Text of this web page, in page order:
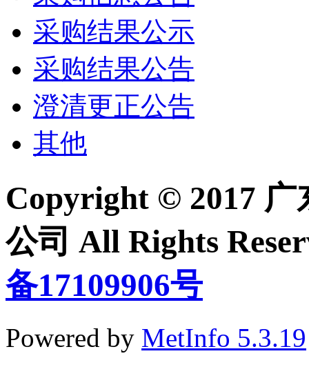
采购结果公示
采购结果公告
澄清更正公告
其他
Copyright © 2017
公司 All Rights
备17109906号
Powered by MetInfo 5.3.19